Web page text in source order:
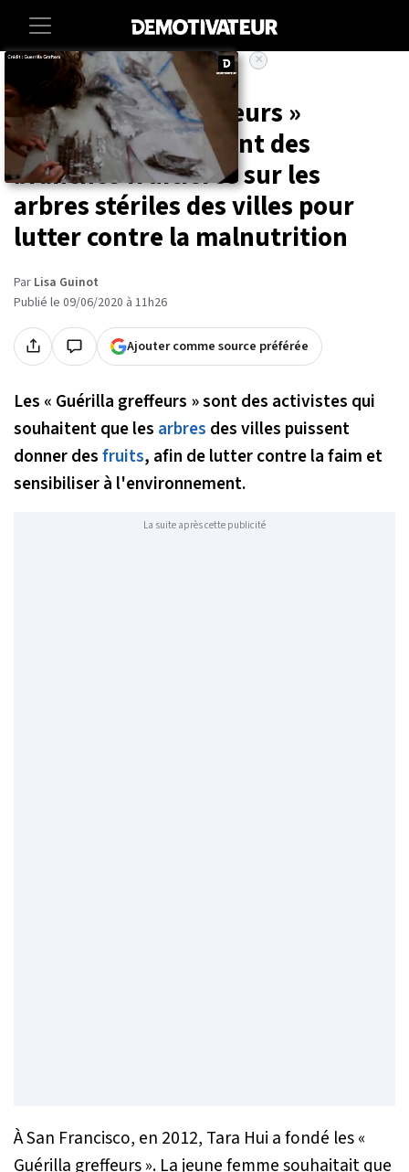
Accueil Societe Environnement
Les « Guérilla greffeurs »
greffent secrètement des
branches fruitières sur les
arbres stériles des villes pour
lutter contre la malnutrition
Par Lisa Guinot
Publié le 09/06/2020 à 11h26
Ajouter comme source préférée
×
Les « Guérilla greffeurs » sont des activistes qui
souhaitent que les arbres des villes puissent
donner desfruits, afin de lutter contre la faim et
sensibiliser à l'environnement.
La suite après cette publicité
À San Francisco, en 2012, Tara Hui a fondé les «
Guérilla greffeurs ». La jeune femme souhaitait que